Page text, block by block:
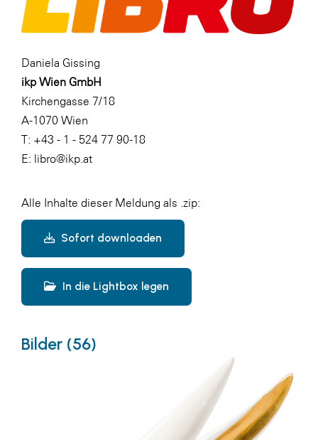
Daniela Gissing
ikp Wien GmbH
Kirchengasse 7/18
A-1070 Wien
T: +43 - 1 - 524 77 90-18
E: libro@ikp.at
Alle Inhalte dieser Meldung als .zip:
Sofort downloaden
In die Lightbox legen
Bilder (56)